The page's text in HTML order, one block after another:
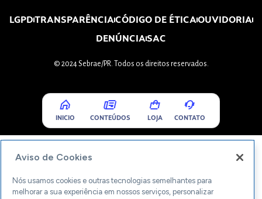
LGPDTRANSPARÊNCIACÓDIGO DE ÉTICAOUVIDORIA
DENÚNCIASAC
© 2024 Sebrae/PR. Todos os direitos reservados.
INICIO CONTEÚDOS LOJA CONTATO
Aviso de Cookies
Nós usamos cookies e outras tecnologias semelhantes para
melhorar a sua experiência em nossos serviços, personalizar